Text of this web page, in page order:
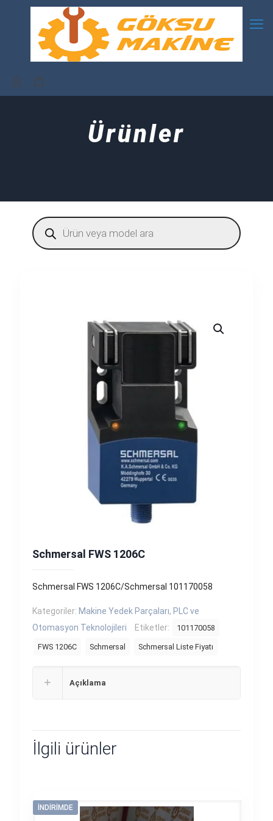
Ürünler
Products
search
Schmersal FWS 1206C
Schmersal FWS 1206C/Schmersal 101170058
Kategoriler: Makine Yedek Parçaları, PLC ve
Otomasyon Teknolojileri
Etiketler: 101170058
FWS 1206C Schmersal Schmersal Liste Fiyatı
Açıklama
İlgili ürünler
İNDIRIMDE